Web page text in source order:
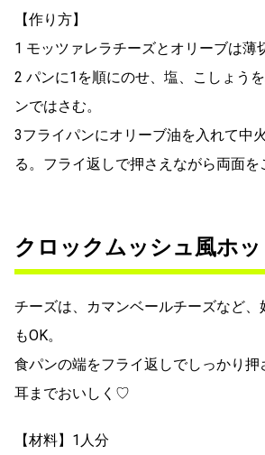
【作り方】
1 モッツァレラチーズとオリーブは薄
2 パンに1を順にのせ、塩、こしょう
ンではさむ。
3フライパンにオリーブ油を入れて中
る。フライ返しで押さえながら両面を
クロックムッシュ風ホ
チーズは、カマンベールチーズなど、
もOK。
食パンの端をフライ返しでしっかり押
耳までおいしく♡
【材料】1人分